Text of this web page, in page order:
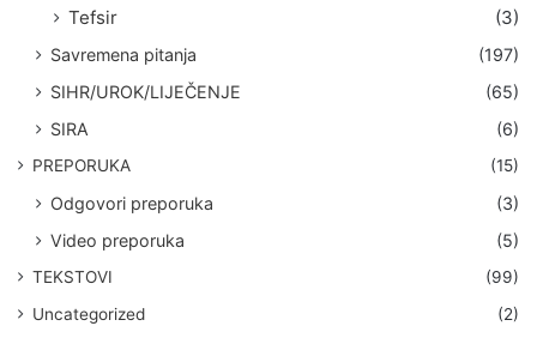
Tefsir
(3)
Savremena pitanja
(197)
SIHR/UROK/LIJEČENJE
(65)
SIRA
(6)
PREPORUKA (15)
Odgovori preporuka
(3)
Video preporuka
(5)
TEKSTOVI
(99)
Uncategorized
(2)